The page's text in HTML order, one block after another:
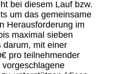
bei diesem Lauf bzw.
um das gemeinsame
Herausforderung im
maximal sieben
darum, mit einer
pro teilnehmender
vorgeschlagene